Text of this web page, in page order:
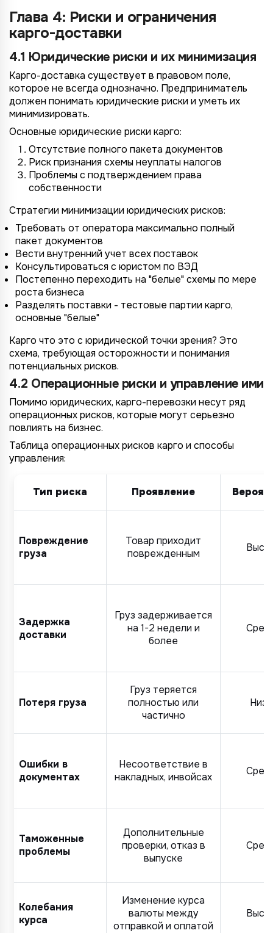
Глава 4: Риски и ограничения
карго-доставки
4.1 Юридические риски и их минимизация
Карго-доставка существует в правовом поле,
которое не всегда однозначно. Предприниматель
должен понимать юридические риски и уметь их
минимизировать.
Основные юридические риски карго:
Отсутствие полного пакета документов
Риск признания схемы неуплаты налогов
Проблемы с подтверждением права
собственности
Стратегии минимизации юридических рисков:
Требовать от оператора максимально полный
пакет документов
Вести внутренний учет всех поставок
Консультироваться с юристом по ВЭД
Постепенно переходить на "белые" схемы по мере
роста бизнеса
Разделять поставки - тестовые партии карго,
основные "белые"
Карго что это с юридической точки зрения? Это
схема, требующая осторожности и понимания
потенциальных рисков.
4.2 Операционные риски и управление ими
Помимо юридических, карго-перевозки несут ряд
операционных рисков, которые могут серьезно
повлиять на бизнес.
Таблица операционных рисков карго и способы
управления:
Тип риска Проявление
Повреждение
груза
Товар приходит
поврежденным
Задержка
доставки
Груз задерживается
на 1-2 недели и
более
Потеря груза
Груз теряется
полностью или
частично
Ошибки в
документах
Несоответствие в
накладных, инвойсах
Таможенные
проблемы
Дополнительные
проверки, отказ в
выпуске
Колебания
курса
Изменение курса
валюты между
отправкой и оплатой
*
Согласие на обработку ПД
Правила обработки персональных данных
Отправить заявку
https://your-company .totalcrm.ru
Назад
Wildberries
Ozon
YandexMarket
MegaMarket
Другие
Назад
1 организация
до 3 огранизаций
до 5 организаций
более 5 организаций
Назад
до 1 млн.
от 1 до 5 млн.
от 5 до 10 млн.
от 10 млн.
Назад